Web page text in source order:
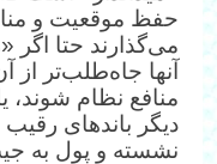
حفظ موقعیت و
می‌گذارند حتا
آنها جاه‌طلب‌تر از
منافع نظام ‌شوند،
دیگر باندهای
نشسته و پول به